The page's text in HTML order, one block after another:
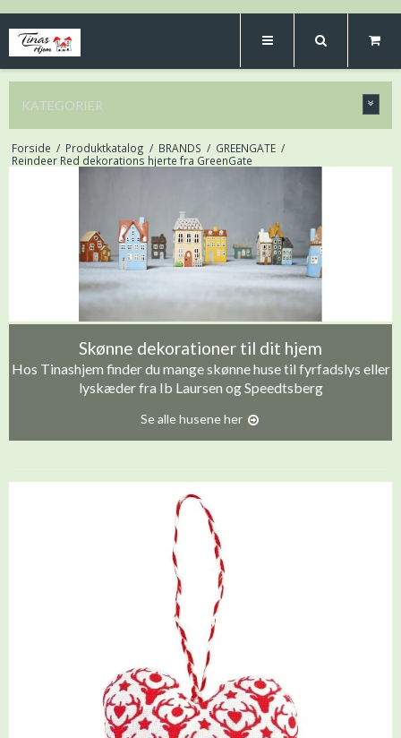
KATEGORIER
Forside / Produktkatalog / BRANDS / GREENGATE /
Reindeer Red dekorations hjerte fra GreenGate
Skønne dekorationer til dit hjem
Hos Tinashjem finder du mange skønne huse til fyrfadslys eller
lyskæder fra Ib Laursen og Speedtsberg
Se alle husene her